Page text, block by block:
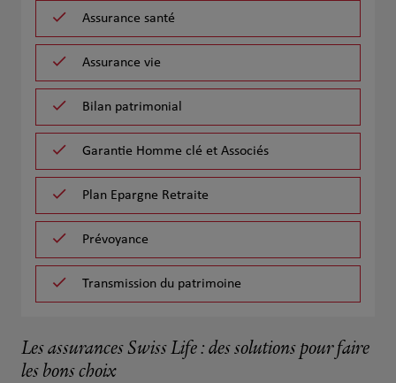
Assurance santé
Assurance vie
Bilan patrimonial
Garantie Homme clé et Associés
Plan Epargne Retraite
Prévoyance
Transmission du patrimoine
Les assurances Swiss Life : des solutions pour faire
les bons choix